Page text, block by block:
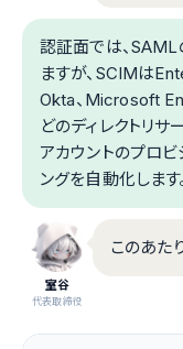
認証面では、
ますが、SCIMは
Okta、Microsoft
どのディレクトリサ
アカウントのプロ
ングを自動化します
室谷
代表取締役
このあた